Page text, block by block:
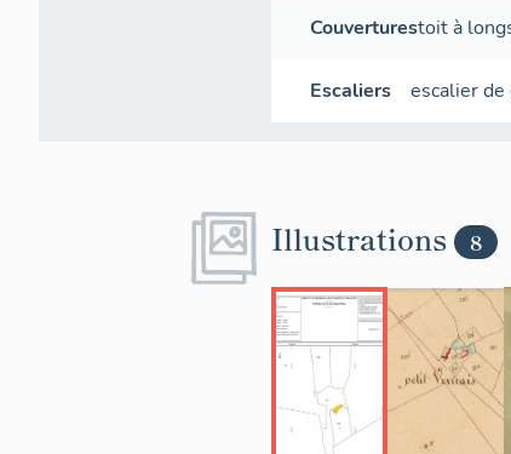
Couverturestoit à
Escaliers escalier
Illustrations 8